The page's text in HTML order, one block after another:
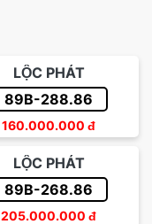
LỘC PHÁT
89B-288.86
160.000.000 đ
LỘC PHÁT
89B-268.86
205.000.000 đ